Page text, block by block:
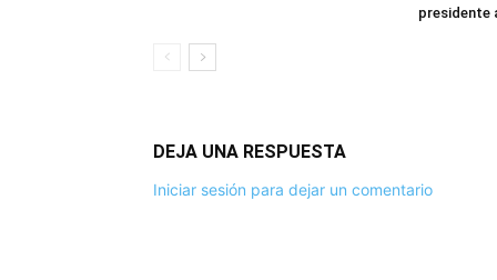
presidente
DEJA UNA RESPUESTA
Iniciar sesión para dejar un comentario